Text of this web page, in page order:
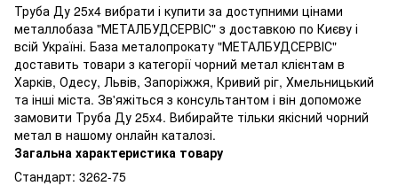
Труба Ду 25х4 вибрати і купити за доступними цінами
металлобаза "МЕТАЛБУДСЕРВІС" з доставкою по Києву і
всій Україні. База металопрокату "МЕТАЛБУДСЕРВІС"
доставить товари з категорії чорний метал клієнтам в
Харків, Одесу, Львів, Запоріжжя, Кривий ріг, Хмельницький
та інші міста. Зв'яжіться з консультантом і він допоможе
замовити Труба Ду 25х4. Вибирайте тільки якісний чорний
метал в нашому онлайн каталозі.
Загальна характеристика товару
Стандарт: 3262-75